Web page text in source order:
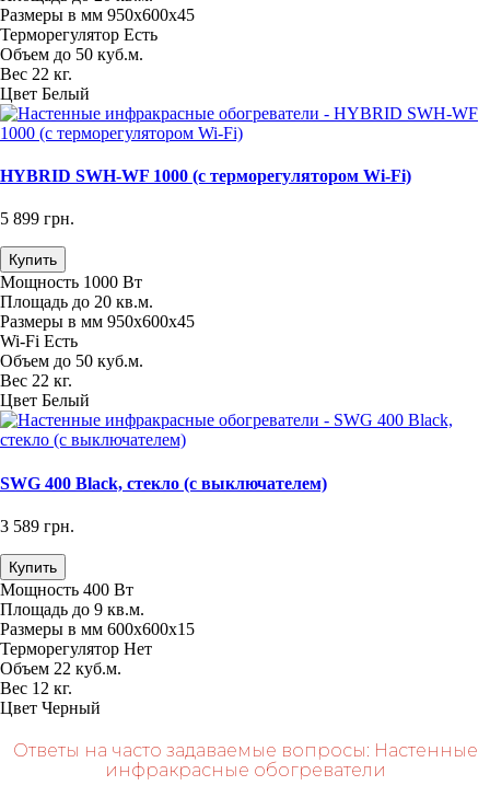
Размеры в мм 950х600х45
Терморегулятор Есть
Объем до 50 куб.м.
Вес 22 кг.
Цвет Белый
HYBRID SWH-WF 1000 (с терморегулятором Wi-Fi)
5 899 грн.
Купить
Мощность 1000 Вт
Площадь до 20 кв.м.
Размеры в мм 950х600х45
Wi-Fi Есть
Объем до 50 куб.м.
Вес 22 кг.
Цвет Белый
SWG 400 Black, стекло (с выключателем)
3 589 грн.
Купить
Мощность 400 Вт
Площадь до 9 кв.м.
Размеры в мм 600х600х15
Терморегулятор Нет
Объем 22 куб.м.
Вес 12 кг.
Цвет Черный
Ответы на часто задаваемые вопросы: Настенные
инфракрасные обогреватели